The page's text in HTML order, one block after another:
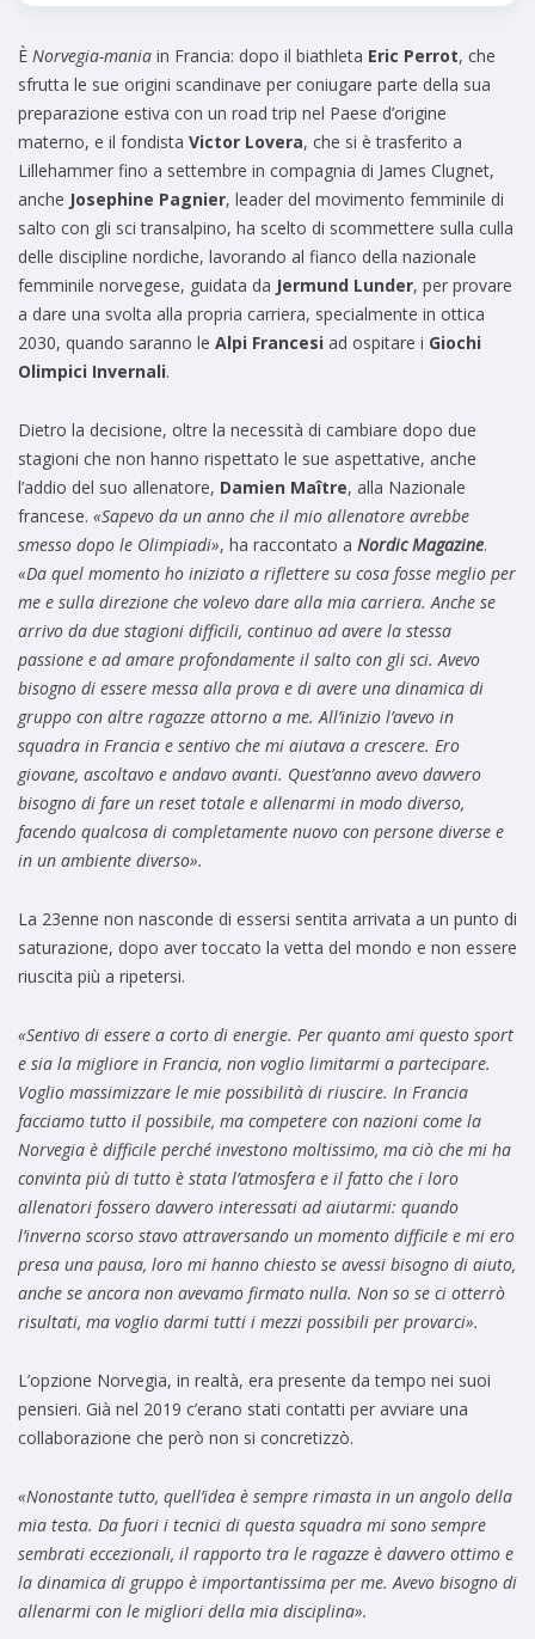
È Norvegia-mania in Francia: dopo il biathleta Eric Perrot, che
sfrutta le sue origini scandinave per coniugare parte della sua
preparazione estiva con un road trip nel Paese d’origine
materno, e il fondista Victor Lovera, che si è trasferito a
Lillehammer fino a settembre in compagnia di James Clugnet,
anche Josephine Pagnier, leader del movimento femminile di
salto con gli sci transalpino, ha scelto di scommettere sulla culla
delle discipline nordiche, lavorando al fianco della nazionale
femminile norvegese, guidata da Jermund Lunder, per provare
a dare una svolta alla propria carriera, specialmente in ottica
2030, quando saranno le Alpi Francesi ad ospitare i Giochi
Olimpici Invernali.
Dietro la decisione, oltre la necessità di cambiare dopo due
stagioni che non hanno rispettato le sue aspettative, anche
l’addio del suo allenatore, Damien Maître, alla Nazionale
francese. «Sapevo da un anno che il mio allenatore avrebbe
smesso dopo le Olimpiadi», ha raccontato a Nordic Magazine.
«Da quel momento ho iniziato a riflettere su cosa fosse meglio per
me e sulla direzione che volevo dare alla mia carriera. Anche se
arrivo da due stagioni difficili, continuo ad avere la stessa
passione e ad amare profondamente il salto con gli sci. Avevo
bisogno di essere messa alla prova e di avere una dinamica di
gruppo con altre ragazze attorno a me. All’inizio l’avevo in
squadra in Francia e sentivo che mi aiutava a crescere. Ero
giovane, ascoltavo e andavo avanti. Quest’anno avevo davvero
bisogno di fare un reset totale e allenarmi in modo diverso,
facendo qualcosa di completamente nuovo con persone diverse e
in un ambiente diverso».
La 23enne non nasconde di essersi sentita arrivata a un punto di
saturazione, dopo aver toccato la vetta del mondo e non essere
riuscita più a ripetersi.
«Sentivo di essere a corto di energie. Per quanto ami questo sport
e sia la migliore in Francia, non voglio limitarmi a partecipare.
Voglio massimizzare le mie possibilità di riuscire. In Francia
facciamo tutto il possibile, ma competere con nazioni come la
Norvegia è difficile perché investono moltissimo, ma ciò che mi ha
convinta più di tutto è stata l’atmosfera e il fatto che i loro
allenatori fossero davvero interessati ad aiutarmi: quando
l’inverno scorso stavo attraversando un momento difficile e mi ero
presa una pausa, loro mi hanno chiesto se avessi bisogno di aiuto,
anche se ancora non avevamo firmato nulla. Non so se ci otterrò
risultati, ma voglio darmi tutti i mezzi possibili per provarci».
L’opzione Norvegia, in realtà, era presente da tempo nei suoi
pensieri. Già nel 2019 c’erano stati contatti per avviare una
collaborazione che però non si concretizzò.
«Nonostante tutto, quell’idea è sempre rimasta in un angolo della
mia testa. Da fuori i tecnici di questa squadra mi sono sempre
sembrati eccezionali, il rapporto tra le ragazze è davvero ottimo e
la dinamica di gruppo è importantissima per me. Avevo bisogno di
allenarmi con le migliori della mia disciplina».